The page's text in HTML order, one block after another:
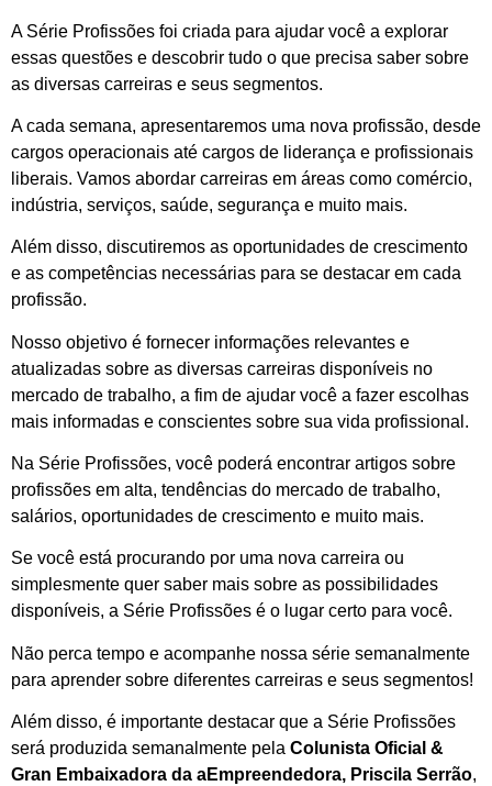
A Série Profissões foi criada para ajudar você a explorar
essas questões e descobrir tudo o que precisa saber sobre
as diversas carreiras e seus segmentos.
A cada semana, apresentaremos uma nova profissão, desde
cargos operacionais até cargos de liderança e profissionais
liberais. Vamos abordar carreiras em áreas como comércio,
indústria, serviços, saúde, segurança e muito mais.
Além disso, discutiremos as oportunidades de crescimento
e as competências necessárias para se destacar em cada
profissão.
Nosso objetivo é fornecer informações relevantes e
atualizadas sobre as diversas carreiras disponíveis no
mercado de trabalho, a fim de ajudar você a fazer escolhas
mais informadas e conscientes sobre sua vida profissional.
Na Série Profissões, você poderá encontrar artigos sobre
profissões em alta, tendências do mercado de trabalho,
salários, oportunidades de crescimento e muito mais.
Se você está procurando por uma nova carreira ou
simplesmente quer saber mais sobre as possibilidades
disponíveis, a Série Profissões é o lugar certo para você.
Não perca tempo e acompanhe nossa série semanalmente
para aprender sobre diferentes carreiras e seus segmentos!
Além disso, é importante destacar que a Série Profissões
será produzida semanalmente pela Colunista Oficial &
Gran Embaixadora da aEmpreendedora, Priscila Serrão,